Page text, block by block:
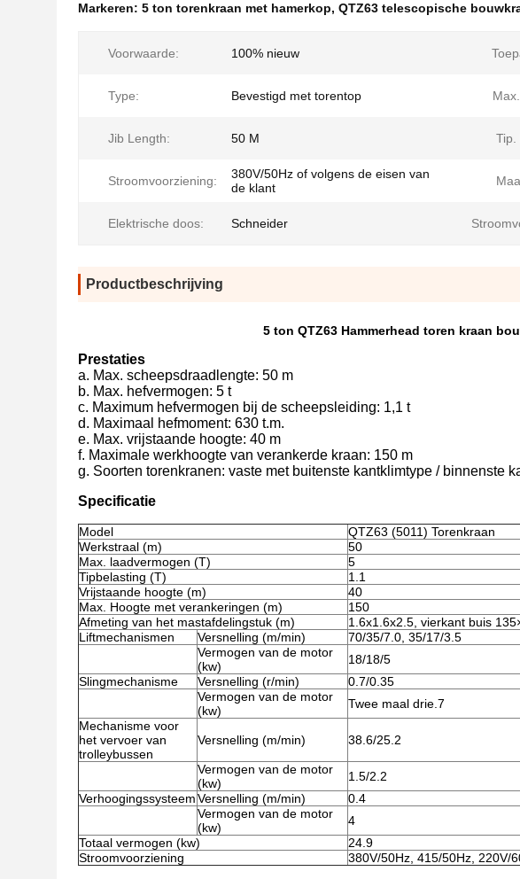
Markeren: 5 ton torenkraan met hamerkop, QTZ63 telescopische
Voorwaarde: 100% nieuw
Type: Bevestigd met torentop
Jib Length: 50 M Tip.
Stroomvoorziening:
380V/50Hz of volgens de eisen van
de klant
Elektrische doos: Schneider
Productbeschrijving
5 ton QTZ63 Hammerhead toren kraan
Prestaties
a. Max. scheepsdraadlengte: 50 m
b. Max. hefvermogen: 5 t
c. Maximum hefvermogen bij de scheepsleiding: 1,1 t
d. Maximaal hefmoment: 630 t.m.
e. Max. vrijstaande hoogte: 40 m
f. Maximale werkhoogte van verankerde kraan: 150 m
g. Soorten torenkranen: vaste met buitenste kantklimtype / binnenste
Specificatie
Model
QTZ63 (5011) Torenkraan
Werkstraal (m)
50
Max. laadvermogen (T)
5
Tipbelasting (T)
1.1
Vrijstaande hoogte (m)
40
Max. Hoogte met verankeringen (m)
150
Afmeting van het mastafdelingstuk (m)
1.6x1.6x2.5, vierkant buis
Liftmechanismen
Versnelling (m/min)
70/35/7.0, 35/17/3.5
Vermogen van de motor
(kw)
18/18/5
Slingmechanisme
Versnelling (r/min)
0.7/0.35
Vermogen van de motor
(kw)
Twee maal drie.7
Mechanisme voor
het vervoer van
trolleybussen
Versnelling (m/min) 38.6/25.2
Vermogen van de motor
(kw)
1.5/2.2
VerhoogingssysteemVersnelling (m/min)
0.4
Vermogen van de motor
(kw)
4
Totaal vermogen (kw)
24.9
Stroomvoorziening
380V/50Hz, 415/50Hz, 220V/